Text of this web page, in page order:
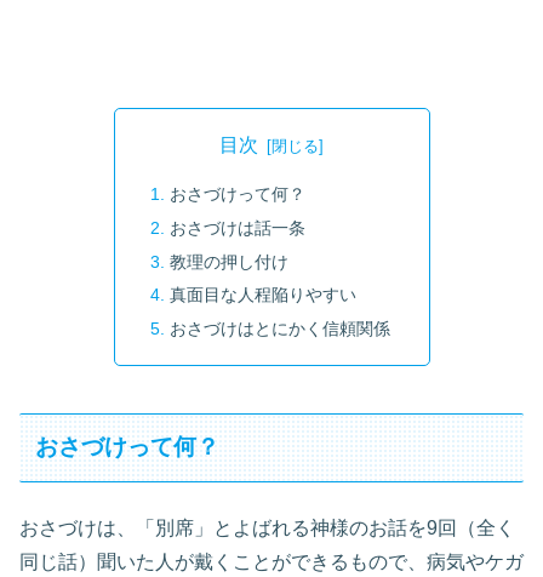
目次
おさづけって何？
おさづけは話一条
教理の押し付け
真面目な人程陥りやすい
おさづけはとにかく信頼関係
おさづけって何？
おさづけは、「別席」とよばれる神様のお話を9回（全く
同じ話）聞いた人が戴くことができるもので、病気やケガ